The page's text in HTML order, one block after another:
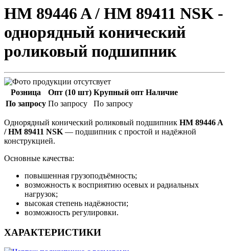
HM 89446 A / HM 89411 NSK -
однорядный конический
роликовый подшипник
Розница Опт (10 шт) Крупный опт Наличие
По запросу По запросу По запросу
Однорядный конический роликовый подшипник HM 89446 A
/ HM 89411 NSK — подшипник с простой и надёжной
конструкцией.
Основные качества:
повышенная грузоподъёмность;
возможность к восприятию осевых и радиальных
нагрузок;
высокая степень надёжности;
возможность регулировки.
ХАРАКТЕРИСТИКИ